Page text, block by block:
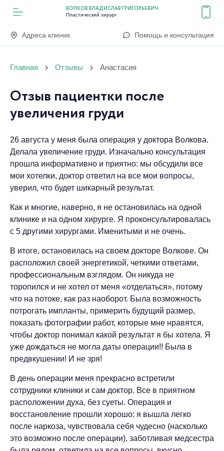
ВОЛКОВ ВЛАДИСЛАВ ГРИГОРЬЕВИЧ
Пластический хирург
Адреса клиник Помощь и консультация
Главная Отзывы Анастасия
Отзыв пациентки после
увеличения груди
26 августа у меня была операция у доктора Волкова.
Делала увеличение груди. Изначально консультация
прошла информативно и приятно: мы обсудили все
мои хотелки, доктор ответил на все мои вопросы,
уверил, что будет шикарный результат.
Как и многие, наверно, я не остановилась на одной
клинике и на одном хирурге. Я проконсультировалась
с 5 другими хирургами. Именитыми и не очень.
В итоге, остановилась на своем докторе Волкове. Он
расположил своей энергетикой, четкими ответами,
профессиональным взглядом. Он никуда не
торопился и не хотел от меня «отделаться», потому
что на потоке, как раз наоборот. Была возможность
потрогать импланты, примерить будущий размер,
показать фотографии работ, которые мне нравятся,
чтобы доктор понимал какой результат я бы хотела. Я
уже дождаться не могла даты операции!! Была в
предвкушении! И не зря!
В день операции меня прекрасно встретили
сотрудники клиники и сам доктор. Все в приятном
расположении духа, без суеты. Операция и
восстановление прошли хорошо: я вышла легко
после наркоза, чувствовала себя чудесно (насколько
это возможно после операции), заботливая медсестра